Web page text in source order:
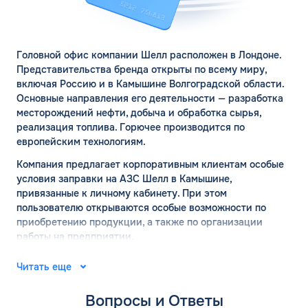
Головной офис компании Шелл расположен в Лондоне.
Представительства бренда открыты по всему миру,
включая Россию и в Камышине Волгоградской области.
Основные направления его деятельности — разработка
месторождений нефти, добыча и обработка сырья,
реализация топлива. Горючее производится по
европейским технологиям.
Компания предлагает корпоративным клиентам особые
условия заправки на АЗС Шелл в Камышине,
привязанные к личному кабинету. При этом
пользователю открываются особые возможности по
приобретению продукции, а также по организации
работы на предприятии.
АЗС ШЕЛЛ в Камышине:
Читать еще
Вопросы и Ответы